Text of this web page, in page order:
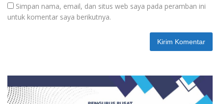
Simpan nama, email, dan situs web saya pada peramban ini
untuk komentar saya berikutnya.